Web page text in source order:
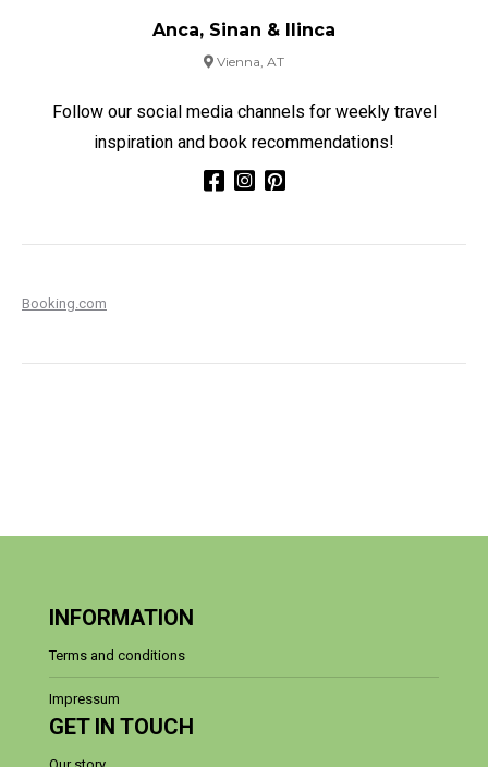
Anca, Sinan & Ilinca
Vienna, AT
Follow our social media channels for weekly travel
inspiration and book recommendations!
Booking.com
INFORMATION
Terms and conditions
Impressum
GET IN TOUCH